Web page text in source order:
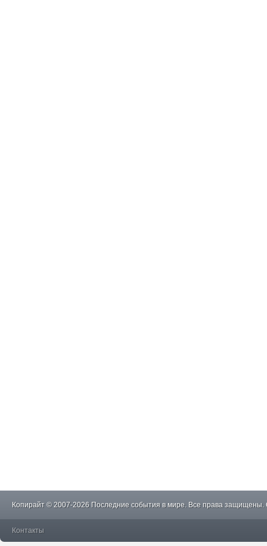
Копирайт © 2007-2026 Последние события в мире. Все права защищены.
Контакты